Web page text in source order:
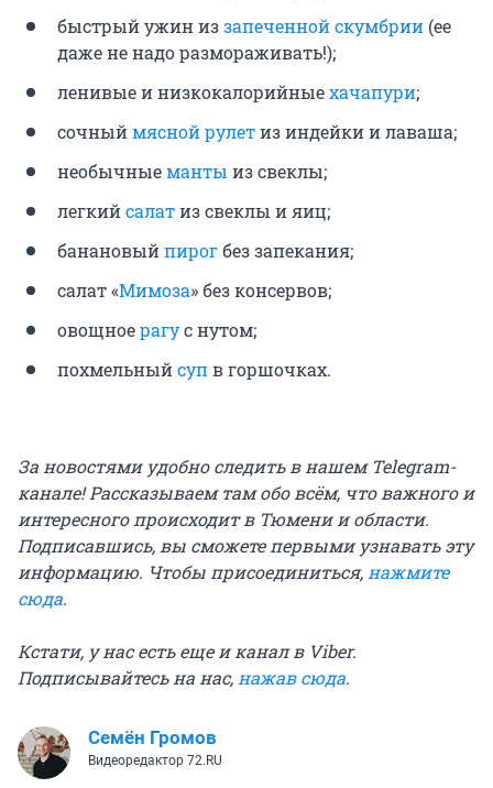
быстрый ужин иззапеченной скумбрии (ее
даже не надо размораживать!);
ленивые и низкокалорийныехачапури;
сочныймясной рулетиз индейки и лаваша;
необычныеманты из свеклы;
легкийсалатиз свеклы и яиц;
банановыйпирогбез запекания;
салат «Мимоза» без консервов;
овощноерагус нутом;
похмельныйсупв горшочках.
За новостями удобно следить в нашем Telegram-
канале! Рассказываем там обо всём, что важного и
интересного происходит в Тюмени и области.
Подписавшись, вы сможете первыми узнавать эту
информацию. Чтобы присоединиться, нажмите
сюда.
Кстати, у нас есть еще и канал в Viber.
Подписывайтесь на нас, нажав сюда.
Семён Громов
Видеоредактор 72.RU